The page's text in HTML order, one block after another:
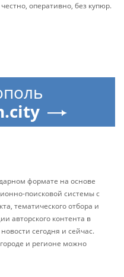
оперативно, без купюр.
формате на основе
поисковой системы с
тематического отбора и
авторского контента в
сегодня и сейчас.
и регионе можно